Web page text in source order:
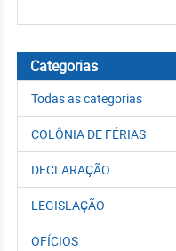
Categorias
Todas as categorias
COLÔNIA DE FÉRIAS
DECLARAÇÃO
LEGISLAÇÃO
OFÍCIOS